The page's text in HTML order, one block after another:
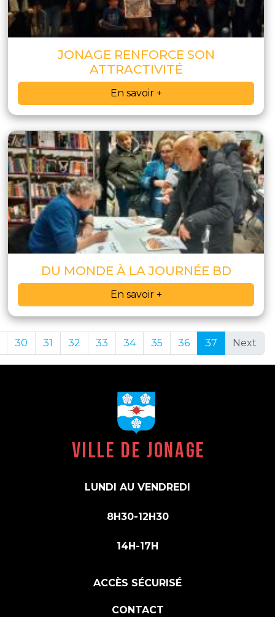
JONAGE RENFORCE SON
ATTRACTIVITÉ
En savoir +
DU MONDE À LA JOURNÉE BD
En savoir +
30 31 32 33 34 35 36 37 Next
LUNDI AU VENDREDI
8H30-12H30
14H-17H
ACCÈS SÉCURISÉ
CONTACT